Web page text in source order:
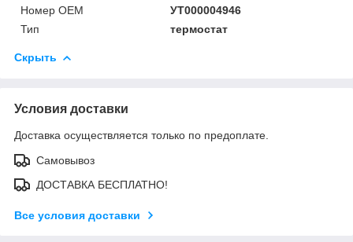
Номер OEM
УТ000004946
Тип
термостат
Скрыть
Условия доставки
Доставка осуществляется только по предоплате.
Самовывоз
ДОСТАВКА БЕСПЛАТНО!
Все условия доставки